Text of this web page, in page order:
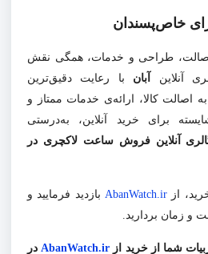
خاص‌پسندان
طراحی و خدمات، همگی نقش
آنلاین
آبان با رعایت دقیق‌ترین
به اصالت کالا، ارائه‌ی خدمات ممتاز و
برای خرید آنلاین، به‌درستی
آنلاین فروش ساعت لاکچری در
از AbanWatch.ir بازدید فرمایید و
و زمان بردارید.
شما از خرید از AbanWatch.ir در